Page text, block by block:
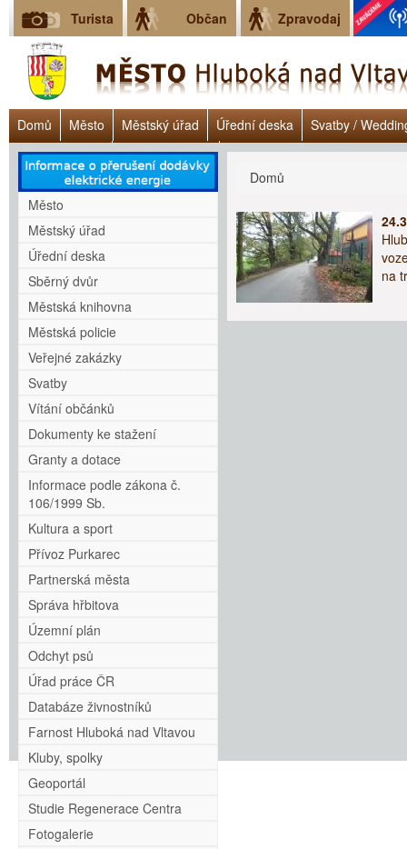
Turista Občan Zpravodaj
Domů Město Městský úřad Úřední deska
Svatby /
Úřad práce ČR
Lokalita Janoch Dluhové poradenství - Clověk
Město
Městský úřad
Úřední deska
Sběrný dvůr
Městská knihovna
Městská policie
Veřejné zakázky
Svatby
Vítání občánků
Dokumenty ke stažení
Granty a dotace
Informace podle zákona č.
106/1999 Sb.
Kultura a sport
Přívoz Purkarec
Partnerská města
Správa hřbitova
Územní plán
Odchyt psů
Úřad práce ČR
Databáze živnostníků
Farnost Hluboká nad Vltavou
Kluby, spolky
Geoportál
Studie Regenerace Centra
Fotogalerie
Jste zde
Domů
na